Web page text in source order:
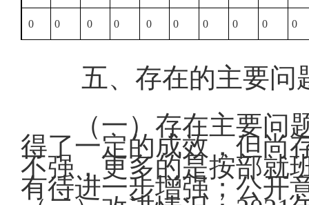
0 0 0 0 0 0 0 0 0 0
五、存在的主要问
（一）存在主要
得了一定的成效，但尚
不强，更多的是按部就
有待进一步增强；公开